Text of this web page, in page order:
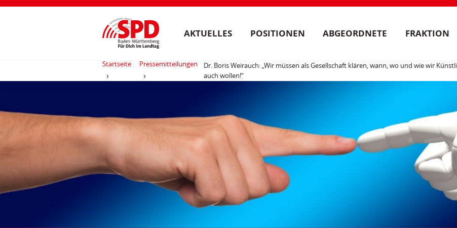
AKTUELLES POSITIONEN ABGEORDNETE FRAKTION
Startseite Pressemitteilungen
Dr. Boris Weirauch: „Wir müssen als Gesellschaft klären, wann, wo und wie wir
auch wollen!“